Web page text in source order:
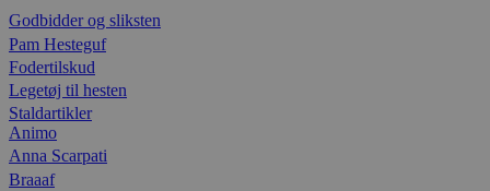
Godbidder og sliksten
Pam Hesteguf
Fodertilskud
Legetøj til hesten
Staldartikler
Animo
Anna Scarpati
Braaaf